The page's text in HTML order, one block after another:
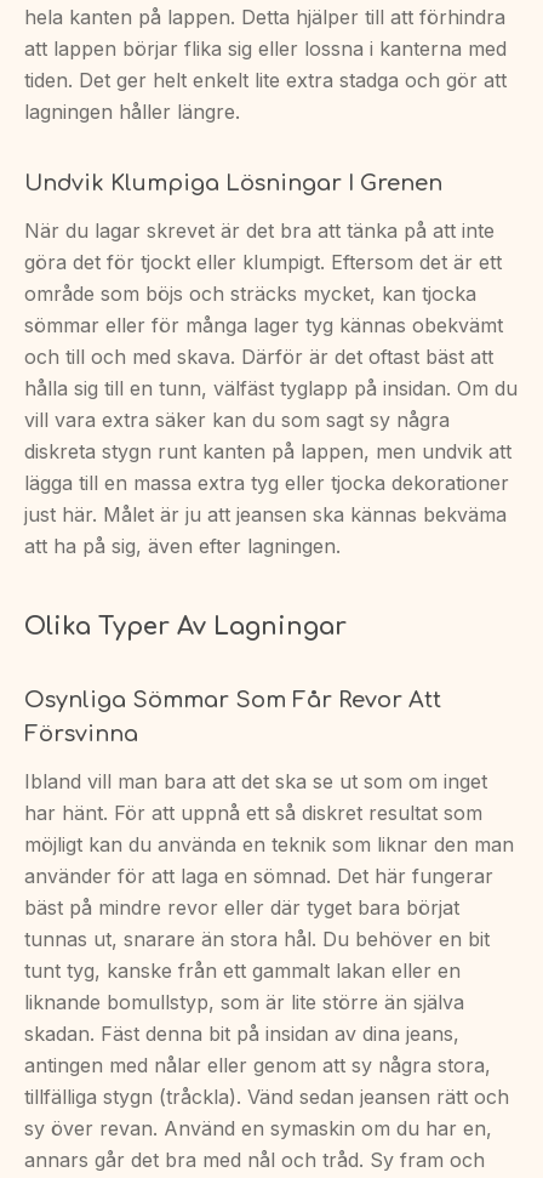
hela kanten på lappen. Detta hjälper till att förhindra
att lappen börjar flika sig eller lossna i kanterna med
tiden. Det ger helt enkelt lite extra stadga och gör att
lagningen håller längre.
Undvik Klumpiga Lösningar I Grenen
När du lagar skrevet är det bra att tänka på att inte
göra det för tjockt eller klumpigt. Eftersom det är ett
område som böjs och sträcks mycket, kan tjocka
sömmar eller för många lager tyg kännas obekvämt
och till och med skava. Därför är det oftast bäst att
hålla sig till en tunn, välfäst tyglapp på insidan. Om du
vill vara extra säker kan du som sagt sy några
diskreta stygn runt kanten på lappen, men undvik att
lägga till en massa extra tyg eller tjocka dekorationer
just här. Målet är ju att jeansen ska kännas bekväma
att ha på sig, även efter lagningen.
Olika Typer Av Lagningar
Osynliga Sömmar Som Får Revor Att
Försvinna
Ibland vill man bara att det ska se ut som om inget
har hänt. För att uppnå ett så diskret resultat som
möjligt kan du använda en teknik som liknar den man
använder för att laga en sömnad. Det här fungerar
bäst på mindre revor eller där tyget bara börjat
tunnas ut, snarare än stora hål. Du behöver en bit
tunt tyg, kanske från ett gammalt lakan eller en
liknande bomullstyp, som är lite större än själva
skadan. Fäst denna bit på insidan av dina jeans,
antingen med nålar eller genom att sy några stora,
tillfälliga stygn (tråckla). Vänd sedan jeansen rätt och
sy över revan. Använd en symaskin om du har en,
annars går det bra med nål och tråd. Sy fram och